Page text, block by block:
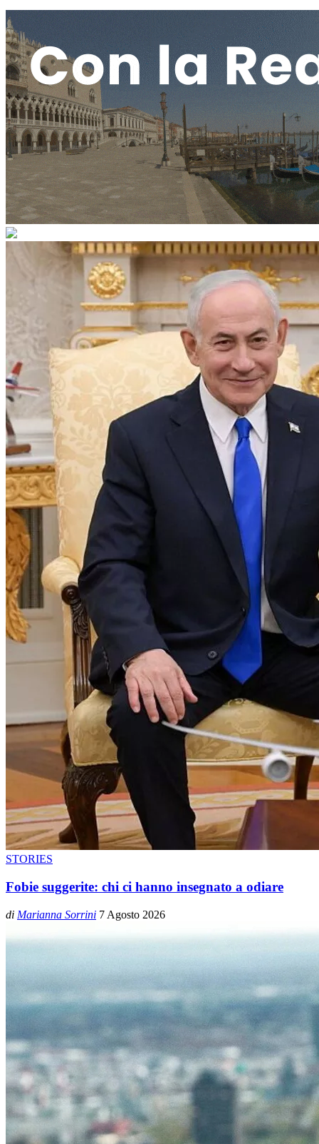
STORIES
Fobie suggerite: chi ci hanno insegnato a odiare
di Marianna Sorrini 7 Agosto 2026